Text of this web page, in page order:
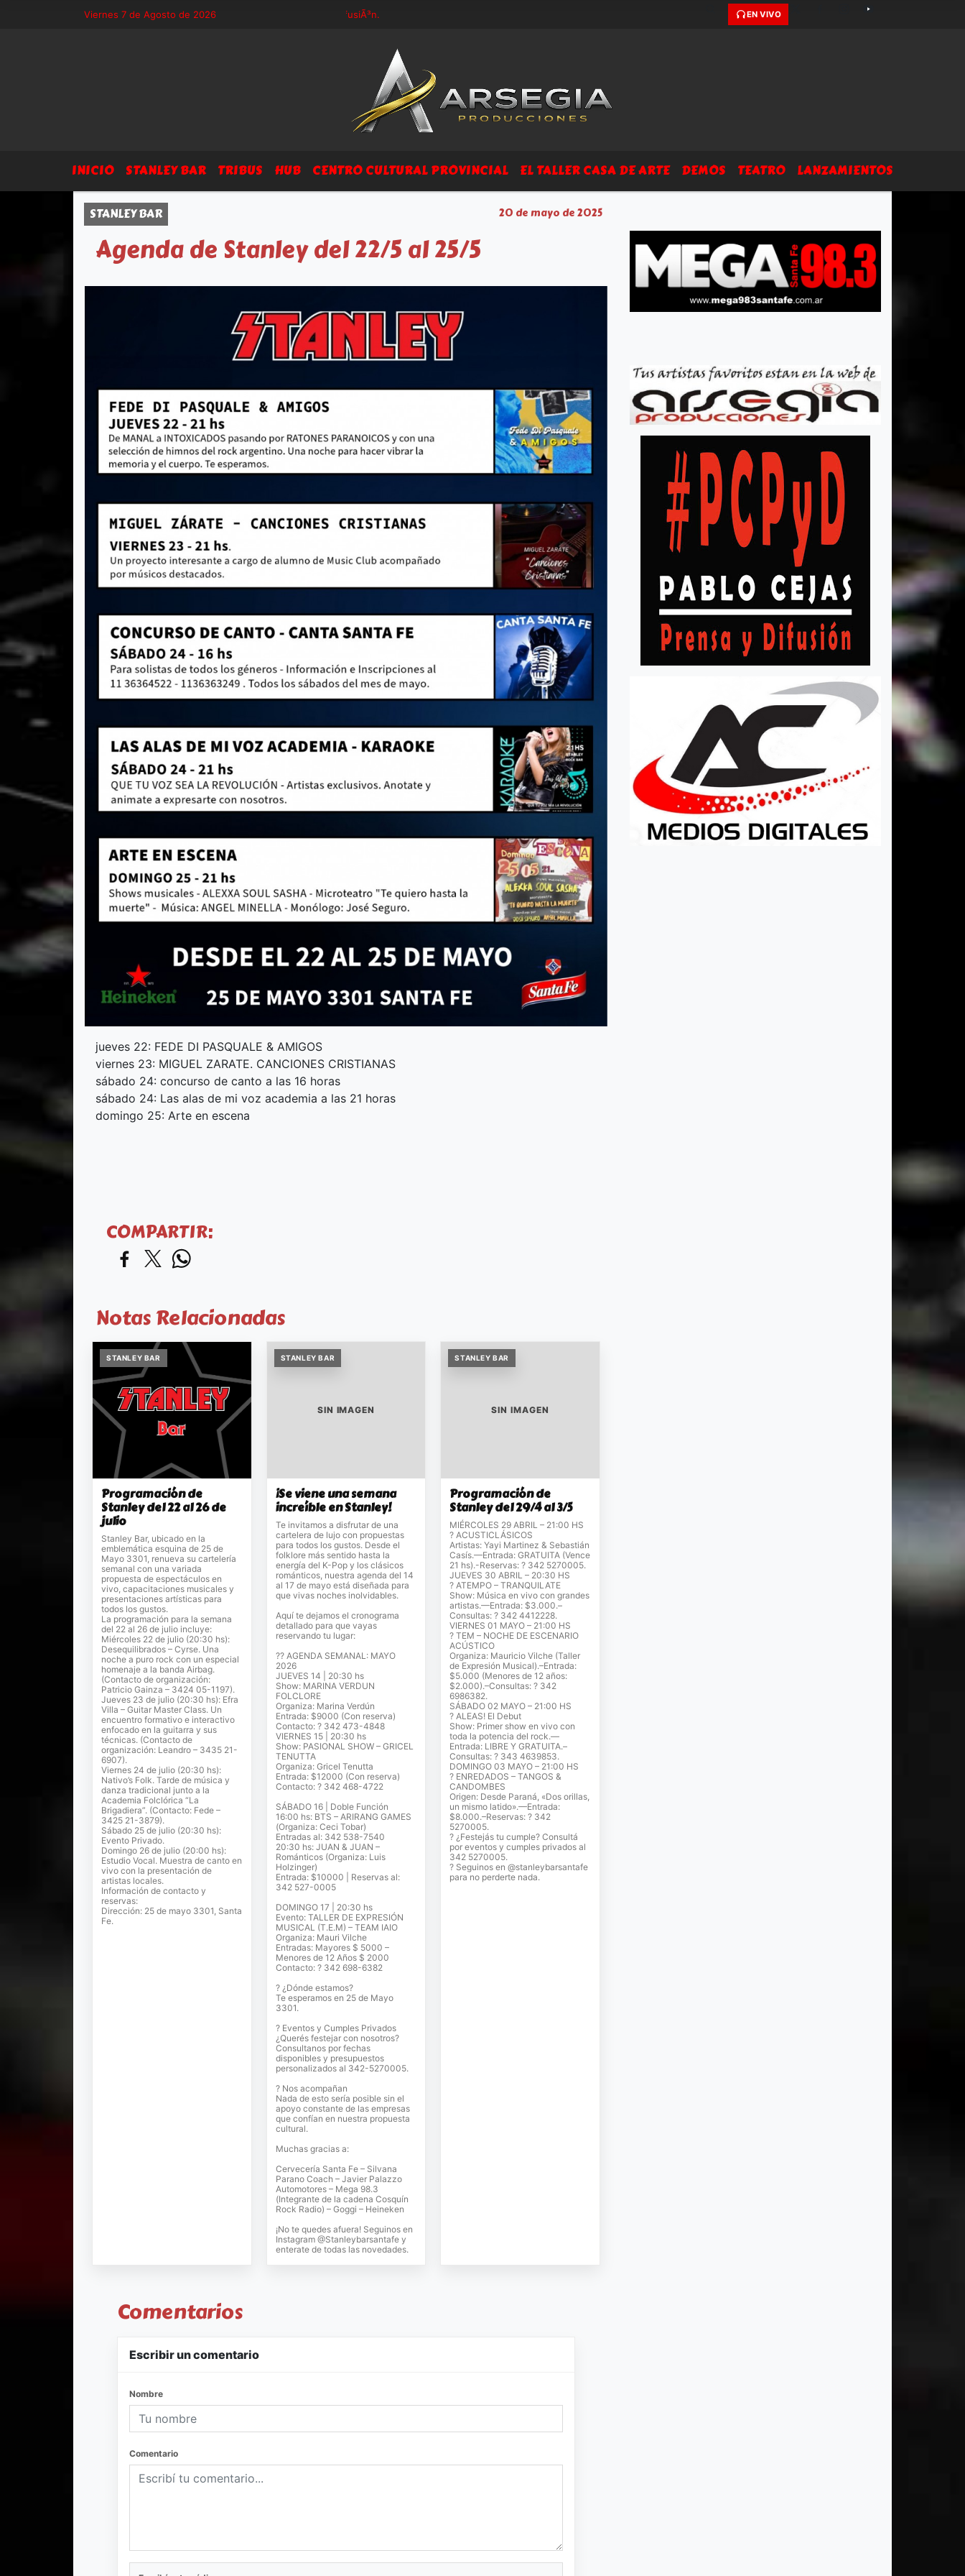
Viernes 7 de Agosto de 2026
exclusivo de Arsegia Producciones, agenda, eventos, prensa y difusiÃ³n. EN VIVO
INICIO STANLEY BAR TRIBUS HUB CENTRO CULTURAL PROVINCIAL EL TALLER CASA DE ARTE DEMOS TEATRO LANZAMIENTOS
STANLEY BAR 20 de mayo de 2025
Agenda de Stanley del 22/5 al 25/5
jueves 22: FEDE DI PASQUALE & AMIGOS
viernes 23: MIGUEL ZARATE. CANCIONES CRISTIANAS
sábado 24: concurso de canto a las 16 horas
sábado 24: Las alas de mi voz academia a las 21 horas
domingo 25: Arte en escena
COMPARTIR:
Notas Relacionadas
STANLEY BAR
Programación de
Stanley del 22 al 26 de
julio
Stanley Bar, ubicado en la
emblemática esquina de 25 de
Mayo 3301, renueva su cartelería
semanal con una variada
propuesta de espectáculos en
vivo, capacitaciones musicales y
presentaciones artísticas para
todos los gustos.
La programación para la semana
del 22 al 26 de julio incluye:
Miércoles 22 de julio (20:30 hs):
Desequilibrados – Cyrse. Una
noche a puro rock con un especial
homenaje a la banda Airbag.
(Contacto de organización:
Patricio Gainza – 3424 05-1197).
Jueves 23 de julio (20:30 hs): Efra
Villa – Guitar Master Class. Un
encuentro formativo e interactivo
enfocado en la guitarra y sus
técnicas. (Contacto de
organización: Leandro – 3435 21-
6907).
Viernes 24 de julio (20:30 hs):
Nativo’s Folk. Tarde de música y
danza tradicional junto a la
Academia Folclórica “La
Brigadiera”. (Contacto: Fede –
3425 21-3879).
Sábado 25 de julio (20:30 hs):
Evento Privado.
Domingo 26 de julio (20:00 hs):
Estudio Vocal. Muestra de canto en
vivo con la presentación de
artistas locales.
Información de contacto y
reservas:
Dirección: 25 de mayo 3301, Santa
Fe.
STANLEY BAR
SIN IMAGEN
¡Se viene una semana
increíble en Stanley!
Te invitamos a disfrutar de una
cartelera de lujo con propuestas
para todos los gustos. Desde el
folklore más sentido hasta la
energía del K-Pop y los clásicos
románticos, nuestra agenda del 14
al 17 de mayo está diseñada para
que vivas noches inolvidables.
Aquí te dejamos el cronograma
detallado para que vayas
reservando tu lugar:
?? AGENDA SEMANAL: MAYO
2026
JUEVES 14 | 20:30 hs
Show: MARINA VERDUN
FOLCLORE
Organiza: Marina Verdún
Entrada: $9000 (Con reserva)
Contacto: ? 342 473-4848
VIERNES 15 | 20:30 hs
Show: PASIONAL SHOW – GRICEL
TENUTTA
Organiza: Gricel Tenutta
Entrada: $12000 (Con reserva)
Contacto: ? 342 468-4722
SÁBADO 16 | Doble Función
16:00 hs: BTS – ARIRANG GAMES
(Organiza: Ceci Tobar)
Entradas al: 342 538-7540
20:30 hs: JUAN & JUAN –
Románticos (Organiza: Luis
Holzinger)
Entrada: $10000 | Reservas al:
342 527-0005
DOMINGO 17 | 20:30 hs
Evento: TALLER DE EXPRESIÓN
MUSICAL (T.E.M) – TEAM IAIO
Organiza: Mauri Vilche
Entradas: Mayores $ 5000 –
Menores de 12 Años $ 2000
Contacto: ? 342 698-6382
? ¿Dónde estamos?
Te esperamos en 25 de Mayo
3301.
? Eventos y Cumples Privados
¿Querés festejar con nosotros?
Consultanos por fechas
disponibles y presupuestos
personalizados al 342-5270005.
? Nos acompañan
Nada de esto sería posible sin el
apoyo constante de las empresas
que confían en nuestra propuesta
cultural.
Muchas gracias a:
Cervecería Santa Fe – Silvana
Parano Coach – Javier Palazzo
Automotores – Mega 98.3
(Integrante de la cadena Cosquín
Rock Radio) – Goggi – Heineken
¡No te quedes afuera! Seguinos en
Instagram @Stanleybarsantafe y
enterate de todas las novedades.
STANLEY BAR
SIN IMAGEN
Programación de
Stanley del 29/4 al 3/5
MIÉRCOLES 29 ABRIL – 21:00 HS
? ACUSTICLÁSICOS
Artistas: Yayi Martinez & Sebastián
Casís.—Entrada: GRATUITA (Vence
21 hs).-Reservas: ? 342 5270005.
JUEVES 30 ABRIL – 20:30 HS
? ATEMPO – TRANQUILATE
Show: Música en vivo con grandes
artistas.—Entrada: $3.000.–
Consultas: ? 342 4412228.
VIERNES 01 MAYO – 21:00 HS
? TEM – NOCHE DE ESCENARIO
ACÚSTICO
Organiza: Mauricio Vilche (Taller
de Expresión Musical).–Entrada:
$5.000 (Menores de 12 años:
$2.000).–Consultas: ? 342
6986382.
SÁBADO 02 MAYO – 21:00 HS
? ALEAS! El Debut
Show: Primer show en vivo con
toda la potencia del rock.—
Entrada: LIBRE Y GRATUITA.–
Consultas: ? 343 4639853.
DOMINGO 03 MAYO – 21:00 HS
? ENREDADOS – TANGOS &
CANDOMBES
Origen: Desde Paraná, «Dos orillas,
un mismo latido».—Entrada:
$8.000.–Reservas: ? 342
5270005.
? ¿Festejás tu cumple? Consultá
por eventos y cumples privados al
342 5270005.
? Seguinos en @stanleybarsantafe
para no perderte nada.
Comentarios
Escribir un comentario
Nombre
Comentario